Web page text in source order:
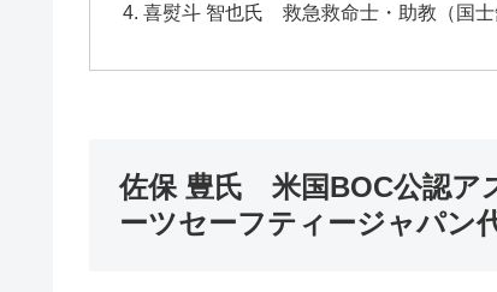
喜熨斗 智也氏 救急救命士・助教（国士
佐保 豊氏 米国BOC公認ア
ーツセーフティージャパン